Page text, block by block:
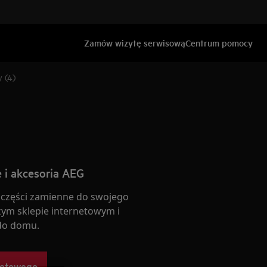
Zamów wizytę serwisowąCentrum pomocy
(4)
i akcesoria AEG
zamienne do swojego
sklepie internetowym i
domu.